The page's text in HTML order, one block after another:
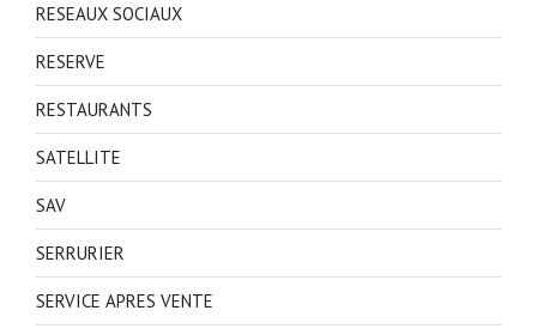
RESEAUX SOCIAUX
RESERVE
RESTAURANTS
SATELLITE
SAV
SERRURIER
SERVICE APRES VENTE